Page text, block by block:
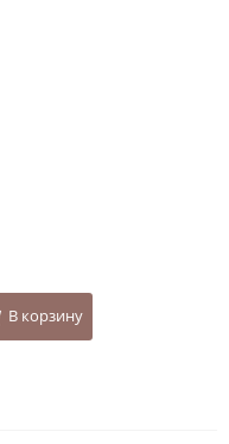
В корзину